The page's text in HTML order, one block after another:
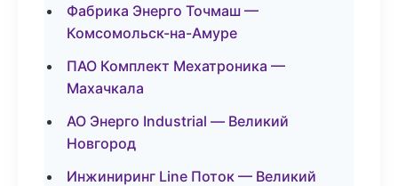
Фабрика Энерго Точмаш —
Комсомольск-на-Амуре
ПАО Комплект Мехатроника —
Махачкала
АО Энерго Industrial — Великий
Новгород
Инжиниринг Line Поток — Великий